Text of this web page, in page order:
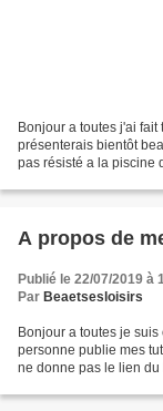
Bonjour a toutes j'ai
présenterais bientôt
pas résisté a la piscine
A propos de
Publié le 22/07/2019 à
Par Beaetsesloisirs
Bonjour a toutes je
personne publie mes
ne donne pas le lien